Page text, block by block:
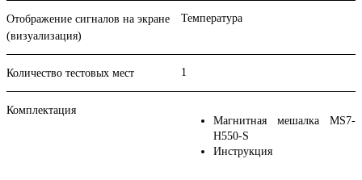
Отображение сигналов на экране
(визуализация)
Температура
Количество тестовых мест 1
Комплектация
Магнитная мешалка MS7-
H550-S
Инструкция